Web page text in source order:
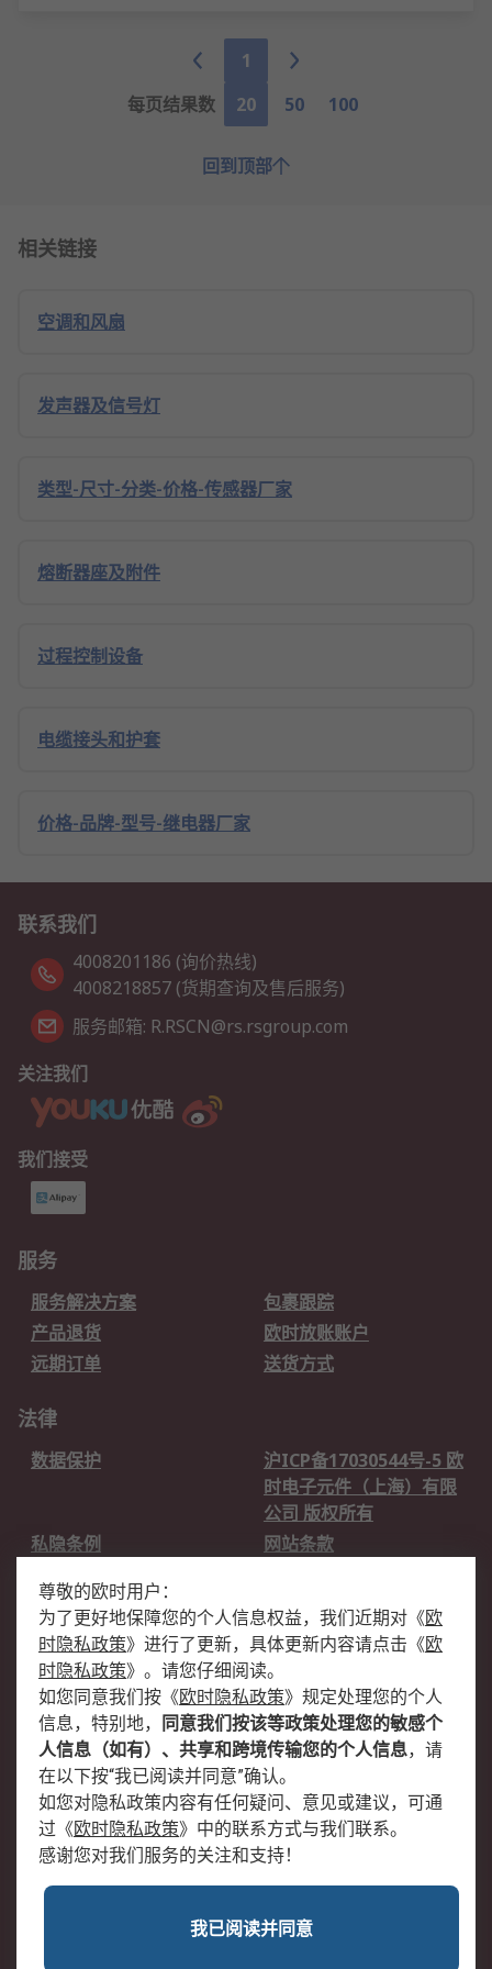
1
每页结果数
20 50 100
回到顶部
相关链接
空调和风扇
发声器及信号灯
类型-尺寸-分类-价格-传感器厂家
熔断器座及附件
过程控制设备
电缆接头和护套
价格-品牌-型号-继电器厂家
联系我们
4008201186 (询价热线)
4008218857 (货期查询及售后服务)
服务邮箱: R.RSCN@rs.rsgroup.com
关注我们
我们接受
服务
服务解决方案
包裹跟踪
产品退货
欧时放账账户
远期订单
送货方式
法律
数据保护
沪ICP备17030544号-5 欧
时电子元件（上海）有限
公司 版权所有
私隐条例
网站条款
关于欧时
欧时销售条款
账户和付款
企业集团
全球办事处
关于我们
新闻中心
加入我们
沪公网安备 31011502009054号
尊敬的欧时用户：
为了更好地保障您的个人信息权益，我们近期对 《欧
时隐私政策》 进行了更新，具体更新内容请点击 《欧
时隐私政策》 。请您仔细阅读。
如您同意我们按 《欧时隐私政策》 规定处理您的个人
信息，特别地，
同意我们按该等政策处理您的敏感个
人信息（如有）、共享和跨境传输您的个人信息，请
在以下按“我已阅读并同意”确认。
如您对隐私政策内容有任何疑问、意见或建议，可通
过 《欧时隐私政策》 中的联系方式与我们联系。
感谢您对我们服务的关注和支持！
我已阅读并同意